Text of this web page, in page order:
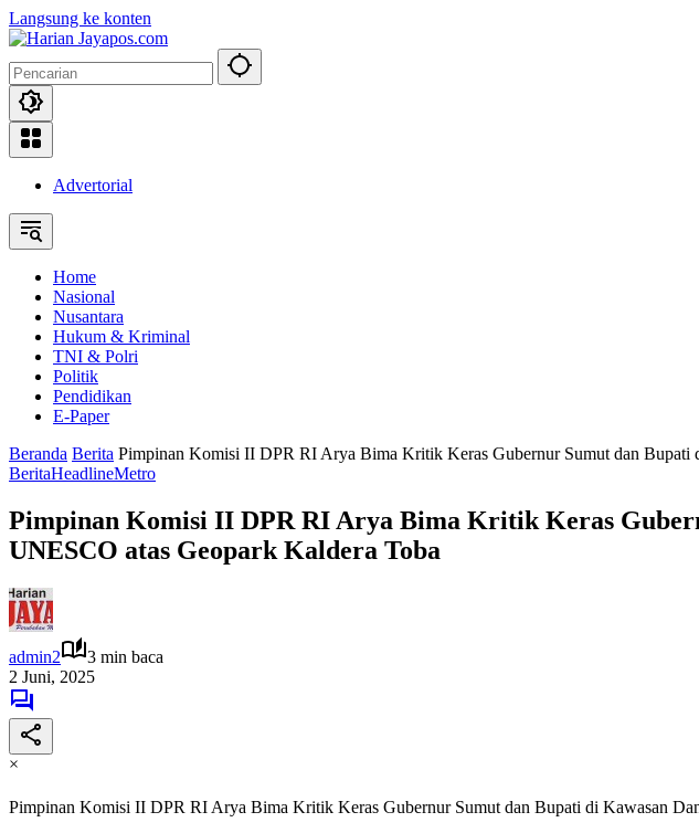
Langsung ke konten
Advertorial
Home
Nasional
Nusantara
Hukum & Kriminal
TNI & Polri
Politik
Pendidikan
E-Paper
Beranda Berita Pimpinan Komisi II DPR RI Arya Bima Kritik Keras Gubernur Sumut dan Bupati
BeritaHeadlineMetro
Pimpinan Komisi II DPR RI Arya Bima Kritik Keras
UNESCO atas Geopark Kaldera Toba
admin2
3 min baca
2 Juni, 2025
×
Pimpinan Komisi II DPR RI Arya Bima Kritik Keras Gubernur Sumut dan Bupati di Kawasan